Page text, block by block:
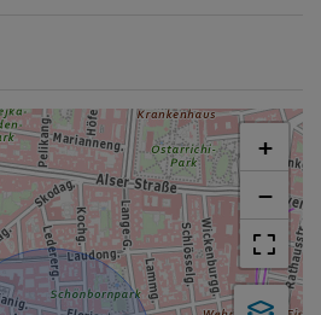
+
−